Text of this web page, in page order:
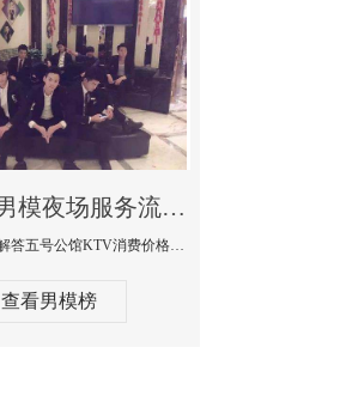
余干哪家男模夜场服务流程全面-五号公馆KTV消费价格点评
本文详细为你解答五号公馆KTV消费价格，更多关于哪家男模夜场服务流程全面免费咨询1333 867 6881微信同步！
查看男模榜